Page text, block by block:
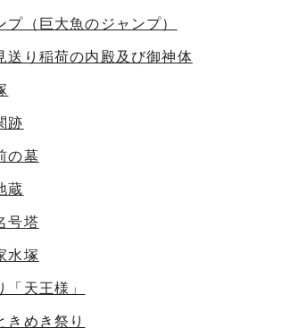
プ（巨大魚のジャンプ）
り稲荷の内殿及び御神体
跡
の墓
蔵
号塔
水塚
「天王様」
きめき祭り